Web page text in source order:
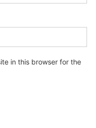
in this browser for the